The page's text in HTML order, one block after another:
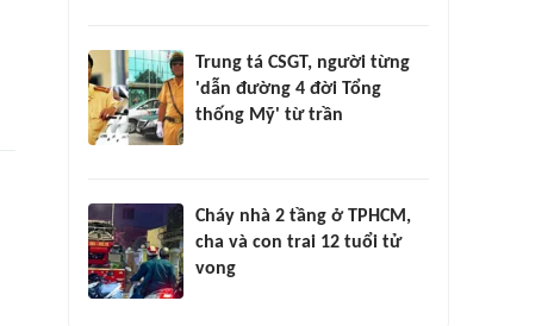
Trung tá CSGT, người từng
'dẫn đường 4 đời Tổng
thống Mỹ' từ trần
Cháy nhà 2 tầng ở TPHCM,
cha và con trai 12 tuổi tử
vong